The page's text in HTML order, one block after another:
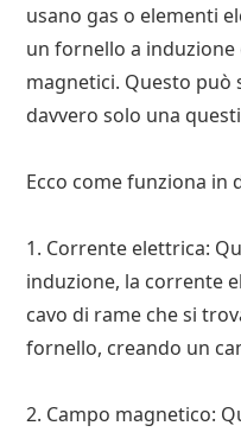
usano gas o elementi
un fornello a
magnetici. Questo può
davvero solo una
Ecco come funziona in
1. Corrente elettrica:
induzione, la corrente
cavo di rame che si
fornello, creando un
2. Campo magnetico: